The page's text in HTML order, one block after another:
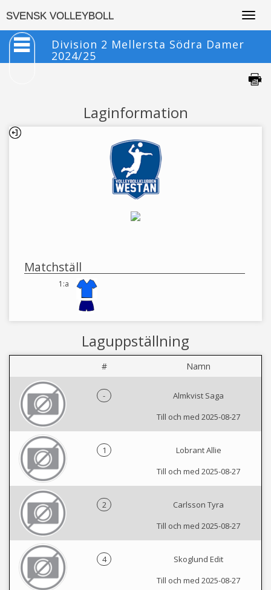
SVENSK VOLLEYBOLL
Division 2 Mellersta Södra Damer
2024/25
Laginformation
Matchställ
1:a
Laguppställning
# Namn
-
Almkvist Saga
Till och med 2025-08-27
1
Lobrant Allie
Till och med 2025-08-27
2
Carlsson Tyra
Till och med 2025-08-27
4
Skoglund Edit
Till och med 2025-08-27